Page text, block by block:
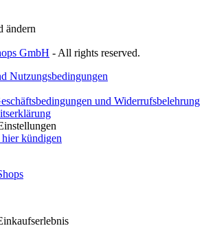
ändern
GmbH - All rights reserved.
Nutzungsbedingungen
und Widerrufsbelehrung
kündigen